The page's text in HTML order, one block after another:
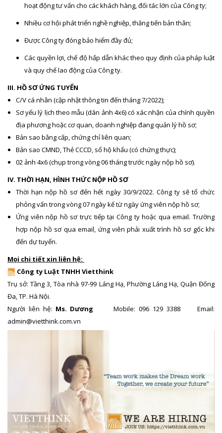
hoạt động tư vấn cho các khách hàng, đối tác lớn của Công ty;
Nhiều cơ hội phát triển nghề nghiệp, thăng tiến bản thân;
Được Công ty đóng bảo hiểm đầy đủ;
Các quyền lợi, chế độ hấp dẫn khác theo quy định của pháp luật
và quy chế lao động của Công ty.
III. HỒ SƠ ỨNG TUYỂN
C/V cá nhân (cập nhật thông tin đến tháng 7/2022);
Sơ yếu lý lịch theo mẫu (dán ảnh 4x6) có xác nhận của chính quyền
địa phương hoặc cơ quan, doanh nghiệp đang quản lý hồ sơ;
Bản sao bằng cấp, chứng chỉ liên quan;
Bản sao CMND, Thẻ CCCD, sổ hộ khẩu (có chứng thực);
02 ảnh 4x6 (chụp trong vòng 06 tháng trước ngày nộp hồ sơ).
IV. THỜI HẠN, HÌNH THỨC NỘP HỒ SƠ
Thời hạn nộp hồ sơ đến hết ngày 30/9/2022. Công ty sẽ tổ chức
phỏng vấn trong vòng 07 ngày kể từ ngày ứng viên nộp hồ sơ;
Ứng viên nộp hồ sơ trực tiếp tại Công ty hoặc qua email. Trường
hợp nộp hồ sơ qua email, ứng viên phải xuất trình hồ sơ gốc khi
đến dự tuyển.
Mọi chi tiết xin liên hệ:
Công ty Luật TNHH Vietthink
Trụ sở: Tầng 3, Tòa nhà 97-99 Láng Hạ, Phường Láng Hạ, Quận Đống
Đa, TP. Hà Nội.
Người liên hệ: Ms. Dương Mobile: 096 129 3388 Email:
admin@vietthink.com.vn